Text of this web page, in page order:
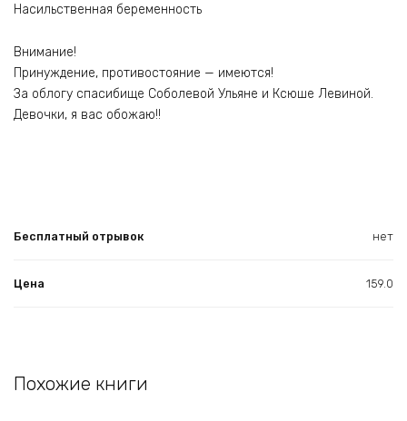
Насильственная беременность
Внимание!
Принуждение, противостояние — имеются!
За облогу спасибище Соболевой Ульяне и Ксюше Левиной.
Девочки, я вас обожаю!!
Бесплатный отрывок нет
Цена 159.0
Похожие книги